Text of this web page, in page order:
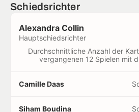
Schiedsrichter
Alexandra Collin
Hauptschiedsrichter
Durchschnittliche Anzahl der
vergangenen 12 Spielen mit
Camille Daas
Siham Boudina